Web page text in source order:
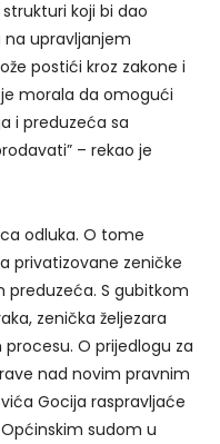
koji bi dao
upravljanjem
postići kroz zakone i
morala da omogući
i preduzeća sa
– rekao je
odluka. O tome
privatizovane zeničke
preduzeća. S gubitkom
zenička željezara
O prijedlogu za
nad novim pravnim
Gocija raspravljaće
sudom u